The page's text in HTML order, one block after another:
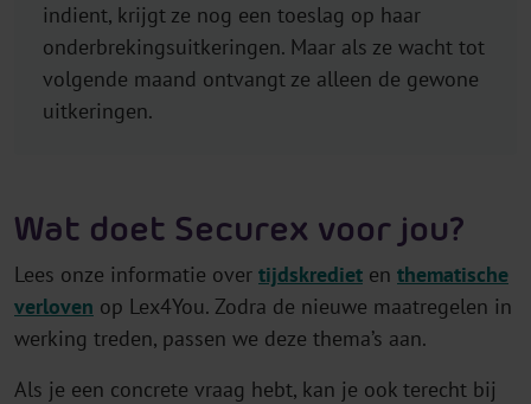
indient, krijgt ze nog een toeslag op haar
onderbrekingsuitkeringen. Maar als ze wacht tot
volgende maand ontvangt ze alleen de gewone
uitkeringen.
Wat doet Securex voor jou?
Lees onze informatie over tijdskrediet en thematische
verloven op Lex4You. Zodra de nieuwe maatregelen in
werking treden, passen we deze thema’s aan.
Als je een concrete vraag hebt, kan je ook terecht bij